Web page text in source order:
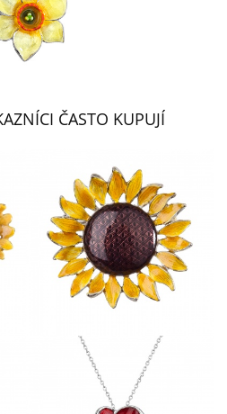
ČASTO KUPUJÍ